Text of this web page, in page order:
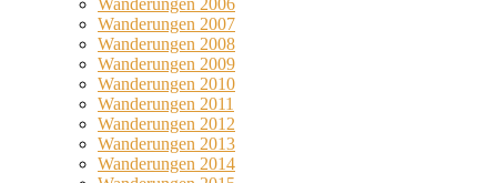
Wanderungen 2007
Wanderungen 2008
Wanderungen 2009
Wanderungen 2010
Wanderungen 2011
Wanderungen 2012
Wanderungen 2013
Wanderungen 2014